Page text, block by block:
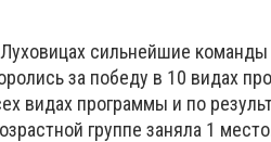
сильнейшие команды
за победу в 10 видах
видах программы и по
группе заняла 1